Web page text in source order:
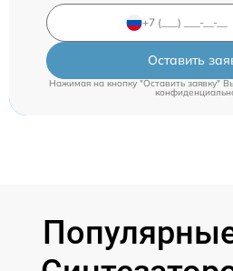
Оставить
Нажимая на кнопку "Оставить заявку"